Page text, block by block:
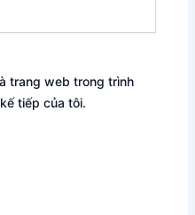
trang web trong trình
tiếp của tôi.